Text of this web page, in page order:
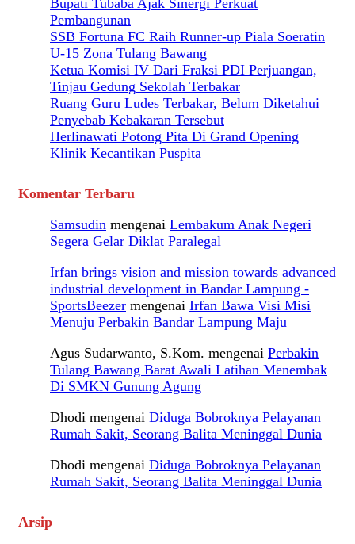
Bupati Tubaba Ajak Sinergi Perkuat
Pembangunan
SSB Fortuna FC Raih Runner-up Piala Soeratin
U-15 Zona Tulang Bawang
Ketua Komisi IV Dari Fraksi PDI Perjuangan,
Tinjau Gedung Sekolah Terbakar
Ruang Guru Ludes Terbakar, Belum Diketahui
Penyebab Kebakaran Tersebut
Herlinawati Potong Pita Di Grand Opening
Klinik Kecantikan Puspita
Komentar Terbaru
Samsudin mengenai Lembakum Anak Negeri
Segera Gelar Diklat Paralegal
Irfan brings vision and mission towards advanced
industrial development in Bandar Lampung -
SportsBeezer mengenai Irfan Bawa Visi Misi
Menuju Perbakin Bandar Lampung Maju
Agus Sudarwanto, S.Kom. mengenai Perbakin
Tulang Bawang Barat Awali Latihan Menembak
Di SMKN Gunung Agung
Dhodi mengenai Diduga Bobroknya Pelayanan
Rumah Sakit, Seorang Balita Meninggal Dunia
Dhodi mengenai Diduga Bobroknya Pelayanan
Rumah Sakit, Seorang Balita Meninggal Dunia
Arsip